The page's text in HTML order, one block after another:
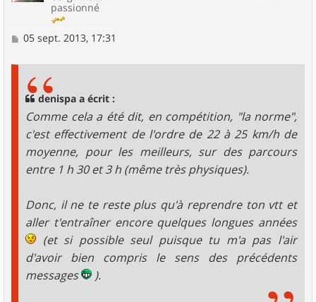
passionné
M
05 sept. 2013, 17:31
denispa a écrit :
Comme cela a été dit, en compétition, "la norme",
c'est effectivement de l'ordre de 22 à 25 km/h de
moyenne, pour les meilleurs, sur des parcours
entre 1 h 30 et 3 h (même très physiques).
Donc, il ne te reste plus qu'à reprendre ton vtt et
aller t'entraîner encore quelques longues années
(et si possible seul puisque tu m'a pas l'air
d'avoir bien compris le sens des précédents
messages
).